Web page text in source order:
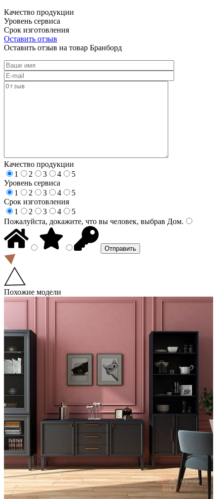
Качество продукции
Уровень сервиса
Срок изготовления
Оставить отзыв
Оставить отзыв на товар Бранборд
Качество продукции
1
2 3 4
5
Уровень сервиса
1
2 3 4
5
Срок изготовления
1
2 3 4
5
Пожалуйста, докажите, что вы человек, выбрав Дом.
Похожие модели